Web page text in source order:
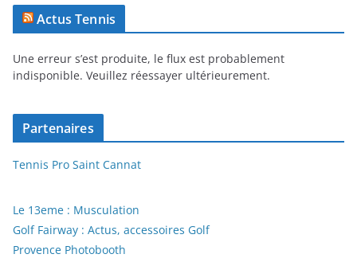
Actus Tennis
Une erreur s’est produite, le flux est probablement
indisponible. Veuillez réessayer ultérieurement.
Partenaires
Tennis Pro Saint Cannat
Le 13eme : Musculation
Golf Fairway : Actus, accessoires Golf
Provence Photobooth